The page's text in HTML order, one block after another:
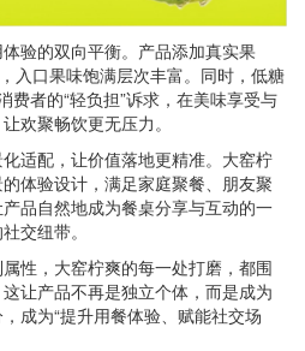
验的双向平衡。产品添加真实果
入口果味饱满层次丰富。同时，低糖
费者的“轻负担”诉求，在美味享受与
欢聚畅饮更无压力。
适配，让价值落地更精准。大窑柠
体验设计，满足家庭聚餐、朋友聚
品自然地成为餐桌分享与互动的一
交纽带。
性，大窑柠爽的每一处打磨，都围
让产品不再是独立个体，而是成为
成为“提升用餐体验、赋能社交场